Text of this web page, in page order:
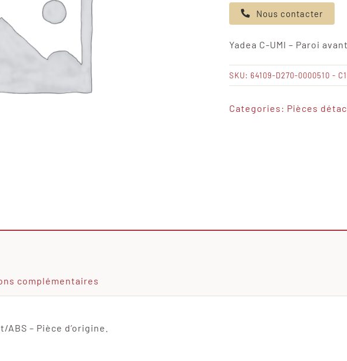
Yadea
UMI
-
Paroi
Nous contacter
Yadea C-UMI – Paroi
SKU: 64109-D270-0000510 -
Categories: Pièces
complémentaires
ABS – Pièce d’origine.